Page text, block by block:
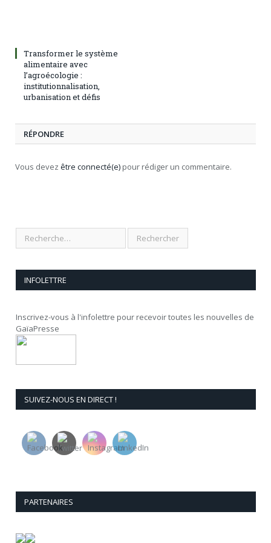
Transformer le système
alimentaire avec
l’agroécologie :
institutionnalisation,
urbanisation et défis
RÉPONDRE
Vous devez être connecté(e) pour rédiger un commentaire.
INFOLETTRE
Inscrivez-vous à l'infolettre pour recevoir toutes les nouvelles de
GaïaPresse
SUIVEZ-NOUS EN DIRECT !
PARTENAIRES